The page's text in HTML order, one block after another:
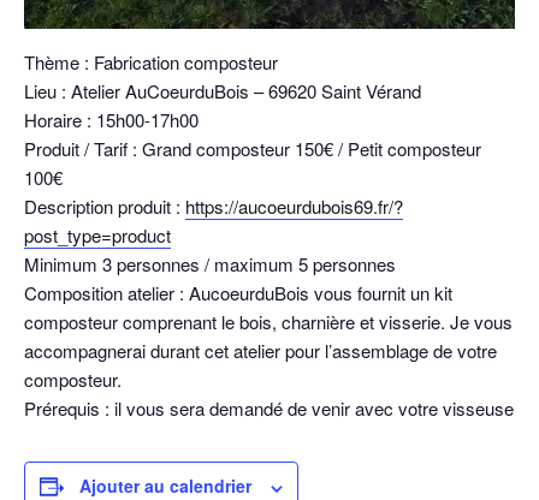
Thème : Fabrication composteur
Lieu : Atelier AuCoeurduBois – 69620 Saint Vérand
Horaire : 15h00-17h00
Produit / Tarif : Grand composteur 150€ / Petit composteur
100€
Description produit : https://aucoeurdubois69.fr/?
post_type=product
Minimum 3 personnes / maximum 5 personnes
Composition atelier : AucoeurduBois vous fournit un kit
composteur comprenant le bois, charnière et visserie. Je vous
accompagnerai durant cet atelier pour l’assemblage de votre
composteur.
Prérequis : il vous sera demandé de venir avec votre visseuse
Ajouter au calendrier